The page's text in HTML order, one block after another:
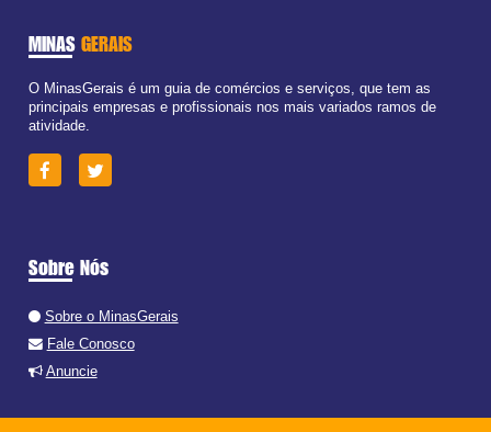
MINAS GERAIS
O MinasGerais é um guia de comércios e serviços, que tem as
principais empresas e profissionais nos mais variados ramos de
atividade.
Sobre Nós
Sobre o MinasGerais
Fale Conosco
Anuncie